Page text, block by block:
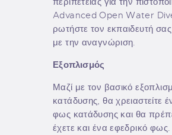
Advanced Open Water
ρωτήστε τον εκπαιδευτή σας
με την αναγνώριση.
Εξοπλισμός
Μαζί με τον βασικό
κατάδυσης, θα χρειαστείτε
φως κατάδυσης και θα
έχετε και ένα εφεδρικό